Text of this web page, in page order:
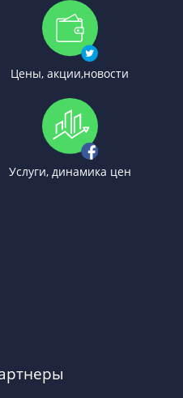
Цены, акции,новости
Услуги, динамика цен